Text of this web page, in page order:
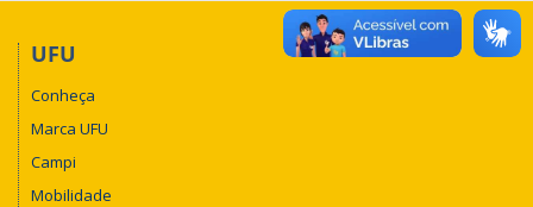
UFU
Conheça
Marca UFU
Campi
Mobilidade